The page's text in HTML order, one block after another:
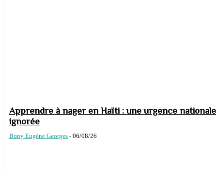
Apprendre à nager en Haïti : une urgence nationale
ignorée
Bony Eugène Georges - 06/08/26